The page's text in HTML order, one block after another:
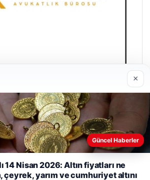
Bürosu
ve geliştirmek amacıyla çerezler
×
Güncel Haberler
14 Nisan 2026: Altın fiyatları ne
çeyrek, yarım ve cumhuriyet altını